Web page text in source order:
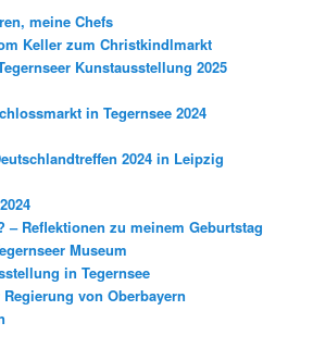
meine Chefs
Keller zum Christkindlmarkt
Kunstausstellung 2025
in Tegernsee 2024
2024 in Leipzig
– Reflektionen zu meinem Geburtstag
Museum
in Tegernsee
von Oberbayern